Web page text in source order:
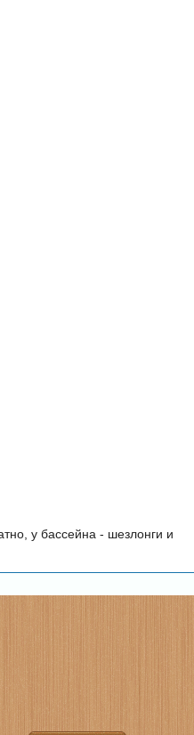
у бассейна - шезлонги и